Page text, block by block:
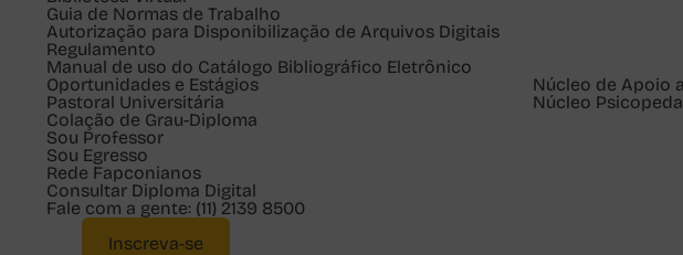
Guia de Normas de Trabalho
Autorização para Disponibilização de Arquivos Digitais
Regulamento
Manual de uso do Catálogo Bibliográfico Eletrônico
Oportunidades e Estágios
Núcleo de Apoio
Pastoral Universitária
Núcleo
Colação de Grau-Diploma
Sou Professor
Sou Egresso
Rede Fapconianos
Consultar Diploma Digital
Fale com a gente: (11) 2139 8500
Inscreva-se